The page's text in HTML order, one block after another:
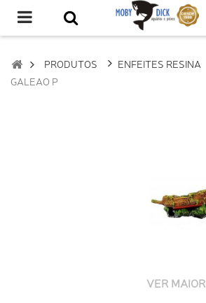
PRODUTOS ENFEITES RESINA
GALEAO P
VER MAIOR